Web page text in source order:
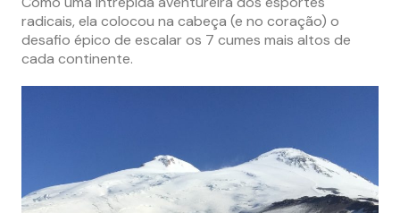
radicais, ela colocou na cabeça (e no coração) o
desafio épico de escalar os 7 cumes mais altos de
cada continente.